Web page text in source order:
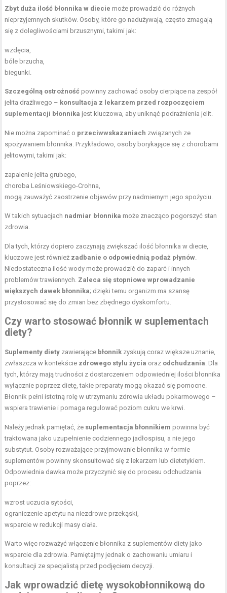
Zbyt duża ilość błonnika w diecie może prowadzić do różnych
nieprzyjemnych skutków. Osoby, które go nadużywają, często zmagają
się z dolegliwościami brzusznymi, takimi jak:
wzdęcia,
bóle brzucha,
biegunki.
Szczególną ostrożność powinny zachować osoby cierpiące na zespół
jelita drażliwego – konsultacja z lekarzem przed rozpoczęciem
suplementacji błonnika jest kluczowa, aby uniknąć podrażnienia jelit.
Nie można zapominać o przeciwwskazaniach związanych ze
spożywaniem błonnika. Przykładowo, osoby borykające się z chorobami
jelitowymi, takimi jak:
zapalenie jelita grubego,
choroba Leśniowskiego-Crohna,
mogą zauważyć zaostrzenie objawów przy nadmiernym jego spożyciu.
W takich sytuacjach nadmiar błonnika może znacząco pogorszyć stan
zdrowia.
Dla tych, którzy dopiero zaczynają zwiększać ilość błonnika w diecie,
kluczowe jest również zadbanie o odpowiednią podaż płynów.
Niedostateczna ilość wody może prowadzić do zaparć i innych
problemów trawiennych. Zaleca się stopniowe wprowadzanie
większych dawek błonnika; dzięki temu organizm ma szansę
przystosować się do zmian bez zbędnego dyskomfortu.
Czy warto stosować błonnik w suplementach
diety?
Suplementy diety zawierające błonnik zyskują coraz większe uznanie,
zwłaszcza w kontekście zdrowego stylu życia oraz odchudzania. Dla
tych, którzy mają trudności z dostarczeniem odpowiedniej ilości błonnika
wyłącznie poprzez dietę, takie preparaty mogą okazać się pomocne.
Błonnik pełni istotną rolę w utrzymaniu zdrowia układu pokarmowego –
wspiera trawienie i pomaga regulować poziom cukru we krwi.
Należy jednak pamiętać, że suplementacja błonnikiem powinna być
traktowana jako uzupełnienie codziennego jadłospisu, a nie jego
substytut. Osoby rozważające przyjmowanie błonnika w formie
suplementów powinny skonsultować się z lekarzem lub dietetykiem.
Odpowiednia dawka może przyczynić się do procesu odchudzania
poprzez:
wzrost uczucia sytości,
ograniczenie apetytu na niezdrowe przekąski,
wsparcie w redukcji masy ciała.
Warto więc rozważyć włączenie błonnika z suplementów diety jako
wsparcie dla zdrowia. Pamiętajmy jednak o zachowaniu umiaru i
konsultacji ze specjalistą przed podjęciem decyzji.
Jak wprowadzić dietę wysokobłonnikową do